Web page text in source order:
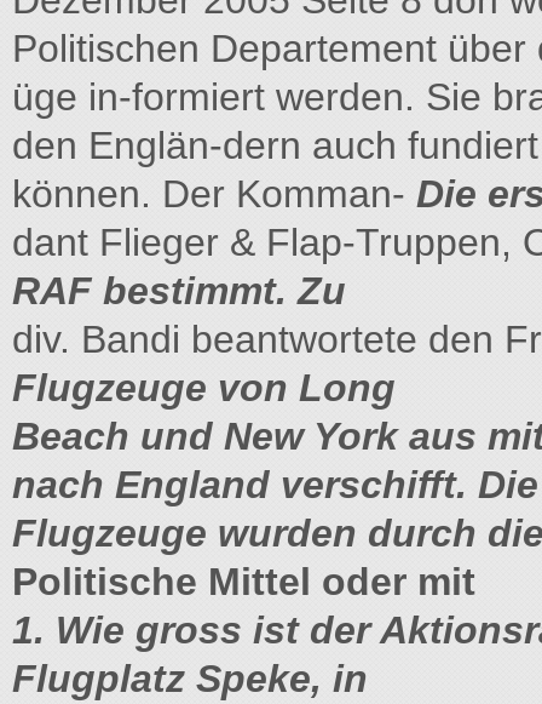
Politischen Departement
üge in-formiert werden. Sie
den Englän-dern auch
können. Der Komman- Die
dant Flieger & Flap-Truppen,
RAF bestimmt. Zu
div. Bandi beantwortete den
Flugzeuge von Long
Beach und New York aus
nach England verschifft.
Flugzeuge wurden durch
Politische Mittel oder mit
1. Wie gross ist der
Flugplatz Speke, in